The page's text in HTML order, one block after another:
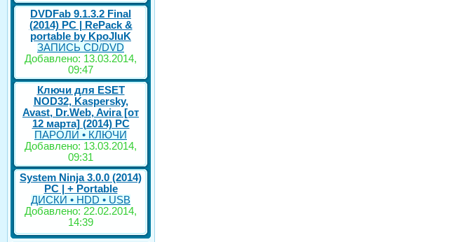
DVDFab 9.1.3.2 Final
(2014) PC | RePack &
portable by KpoJIuK
ЗАПИСЬ CD/DVD
Добавлено: 13.03.2014,
09:47
Ключи для ESET
NOD32, Kaspersky,
Avast, Dr.Web, Avira [от
12 марта] (2014) PC
ПАРОЛИ • КЛЮЧИ
Добавлено: 13.03.2014,
09:31
System Ninja 3.0.0 (2014)
РС | + Portable
ДИСКИ • HDD • USB
Добавлено: 22.02.2014,
14:39